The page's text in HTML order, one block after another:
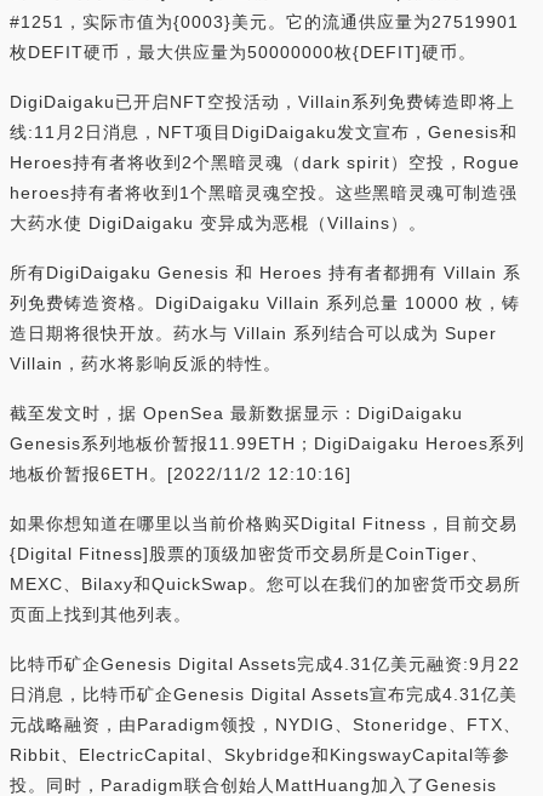
#1251，实际市值为{0003}美元。它的流通供应量为27519901
枚DEFIT硬币，最大供应量为50000000枚{DEFIT]硬币。
DigiDaigaku已开启NFT空投活动，Villain系列免费铸造即将上
线:11月2日消息，NFT项目DigiDaigaku发文宣布，Genesis和
Heroes持有者将收到2个黑暗灵魂（dark spirit）空投，Rogue
heroes持有者将收到1个黑暗灵魂空投。这些黑暗灵魂可制造强
大药水使 DigiDaigaku 变异成为恶棍（Villains）。
所有DigiDaigaku Genesis 和 Heroes 持有者都拥有 Villain 系
列免费铸造资格。DigiDaigaku Villain 系列总量 10000 枚，铸
造日期将很快开放。药水与 Villain 系列结合可以成为 Super
Villain，药水将影响反派的特性。
截至发文时，据 OpenSea 最新数据显示：DigiDaigaku
Genesis系列地板价暂报11.99ETH；DigiDaigaku Heroes系列
地板价暂报6ETH。[2022/11/2 12:10:16]
如果你想知道在哪里以当前价格购买Digital Fitness，目前交易
{Digital Fitness]股票的顶级加密货币交易所是CoinTiger、
MEXC、Bilaxy和QuickSwap。您可以在我们的加密货币交易所
页面上找到其他列表。
比特币矿企Genesis Digital Assets完成4.31亿美元融资:9月22
日消息，比特币矿企Genesis Digital Assets宣布完成4.31亿美
元战略融资，由Paradigm领投，NYDIG、Stoneridge、FTX、
Ribbit、ElectricCapital、Skybridge和KingswayCapital等参
投。同时，Paradigm联合创始人MattHuang加入了Genesis